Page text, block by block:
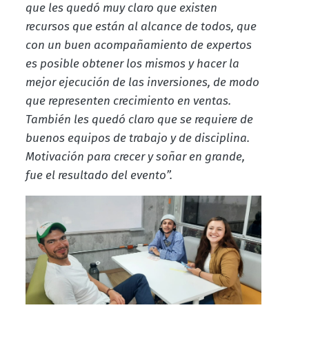
que les quedó muy claro que existen
recursos que están al alcance de todos, que
con un buen acompañamiento de expertos
es posible obtener los mismos y hacer la
mejor ejecución de las inversiones, de modo
que representen crecimiento en ventas.
También les quedó claro que se requiere de
buenos equipos de trabajo y de disciplina.
Motivación para crecer y soñar en grande,
fue el resultado del evento”.